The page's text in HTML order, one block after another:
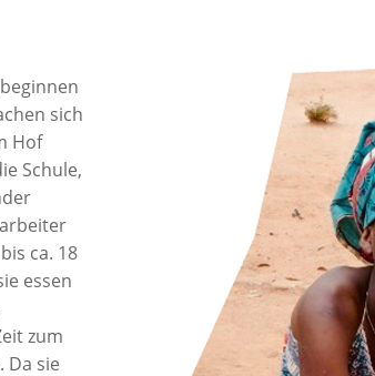
sich
Hof
Schule,
ca. 18
essen
zum
Da sie